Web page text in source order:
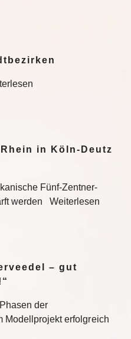
in Köln-Deutz
Fünf-Zentner-
werden Weiterlesen
– gut
der
Modellprojekt erfolgreich